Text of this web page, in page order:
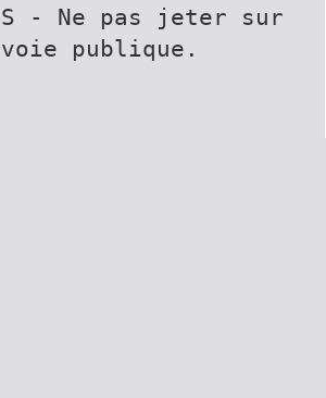
- Ne pas jeter sur
publique.